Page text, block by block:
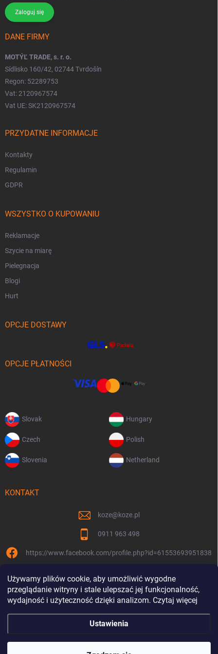
Używamy plików cookie, aby umożliwić wygodne
przeglądanie witryny i stale ulepszać jej funkcjonalność,
wydajność i użyteczność dzięki analizom. Czytaj więcej
Ustawienia
Zaloguj się
DANE FIRMY
MOTÝĽ TRADE, s. r. o.
Sídlisko 160/42, 02744 Tvrdošín
Regon: 52289753
Vat: 2120967574
Vat UE: SK2120967574
PRZYDATNE INFORMACJE
Kontakty
Regulamin
GDPR
WSZYSTKO O KUPOWANIU
Reklamacje
Szycie na miarę
Pielegnacja
Blogi
Hurt
OPCJE DOSTAWY
OPCJE PŁATNOŚCI
Slovak Hungary
Czech Polish
Slovenia Netherland
KONTAKT
koze@koze.pl
0911 963 498
https://www.facebook.com/profile.php?id=61553693951838
Jesteśmy razem od 9 lat
Koze.pl . Wszystkie prawa zastrzeżone.